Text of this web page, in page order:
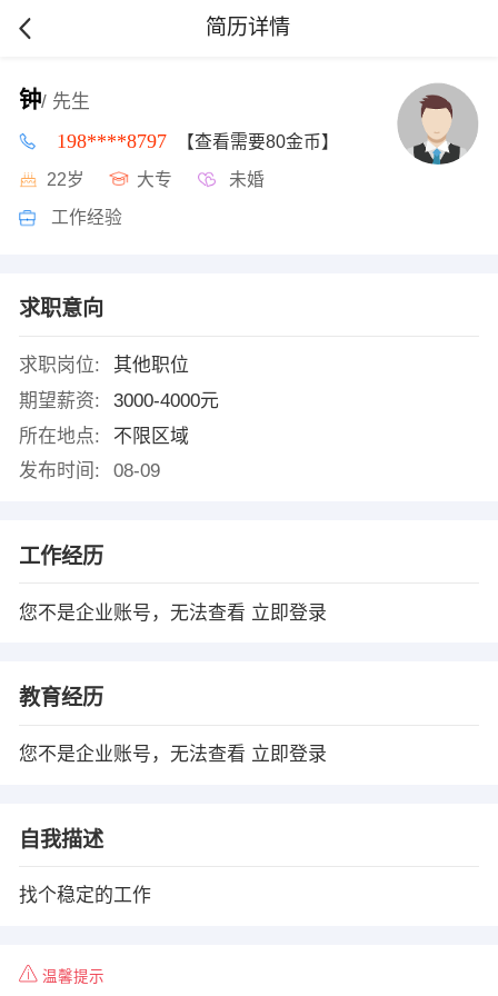
简历详情
钟/ 先生
198****8797 【查看需要80金币】
22岁 大专 未婚
工作经验
求职意向
求职岗位:
其他职位
期望薪资:
3000-4000元
所在地点:
不限区域
发布时间:
08-09
工作经历
您不是企业账号，无法查看 立即登录
教育经历
您不是企业账号，无法查看 立即登录
自我描述
找个稳定的工作
温馨提示